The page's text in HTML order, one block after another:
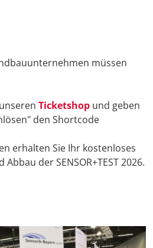
müssen
Ticketshop und geben
den Shortcode
erhalten Sie Ihr kostenloses
der SENSOR+TEST 2026.